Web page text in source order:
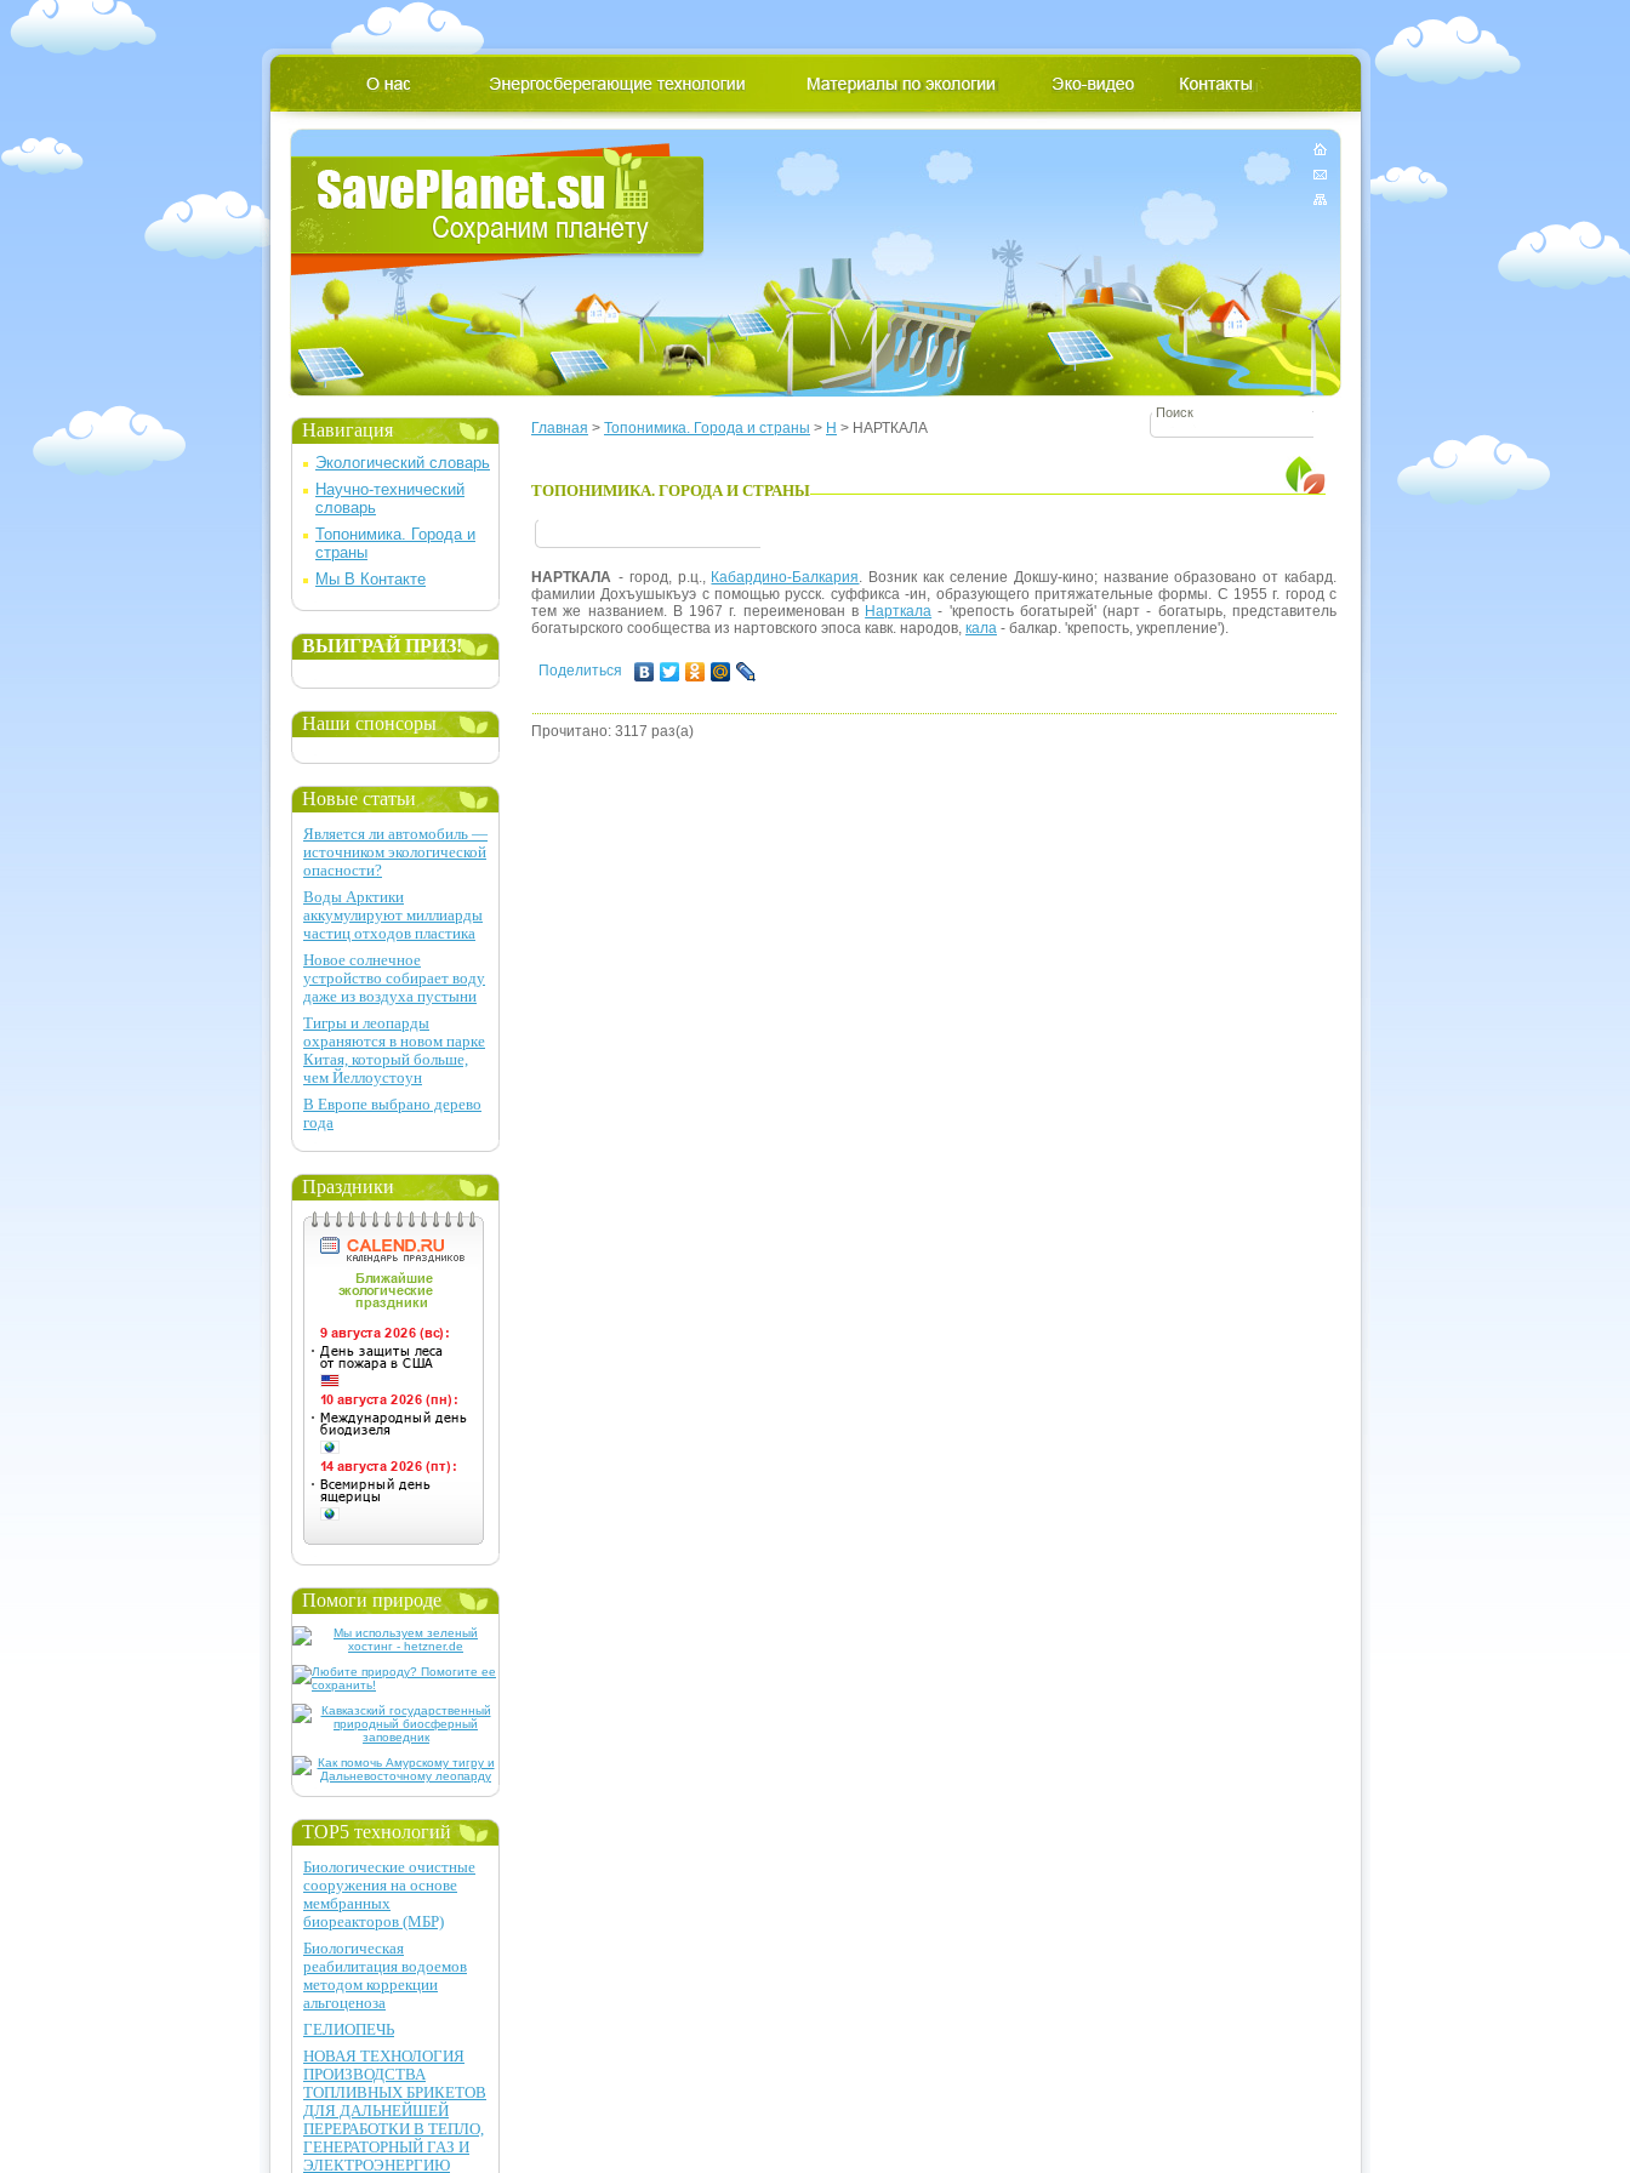
Главная > Топонимика. Города и страны > Н > НАРТКАЛА
ТОПОНИМИКА. ГОРОДА И СТРАНЫ
НАРТКАЛА - город, р.ц., Кабардино-Балкария. Возник как селение Докшу-кино; название образовано от кабард.
фамилии Дохъушыкъуэ с помощью русск. суффикса -ин, образующего притяжательные формы. С 1955 г. город с
тем же названием. В 1967 г. переименован в Нарткала - 'крепость богатырей' (нарт - богатырь, представитель
богатырского сообщества из нартовского эпоса кавк. народов, кала - балкар. 'крепость, укрепление').
Поделиться
Прочитано: 3117 раз(а)
Навигация
Экологический словарь
Научно-технический
словарь
Топонимика. Города и
страны
Мы В Контакте
ВЫИГРАЙ ПРИЗ!
Наши спонсоры
Новые статьи
Является ли автомобиль —
источником экологической
опасности?
Воды Арктики
аккумулируют миллиарды
частиц отходов пластика
Новое солнечное
устройство собирает воду
даже из воздуха пустыни
Тигры и леопарды
охраняются в новом парке
Китая, который больше,
чем Йеллоустоун
В Европе выбрано дерево
года
Праздники
Помоги природе
TOP5 технологий
Биологические очистные
сооружения на основе
мембранных
биореакторов (МБР)
Биологическая
реабилитация водоемов
методом коррекции
альгоценоза
ГЕЛИОПЕЧЬ
НОВАЯ ТЕХНОЛОГИЯ
ПРОИЗВОДСТВА
ТОПЛИВНЫХ БРИКЕТОВ
ДЛЯ ДАЛЬНЕЙШЕЙ
ПЕРЕРАБОТКИ В ТЕПЛО,
ГЕНЕРАТОРНЫЙ ГАЗ И
ЭЛЕКТРОЭНЕРГИЮ